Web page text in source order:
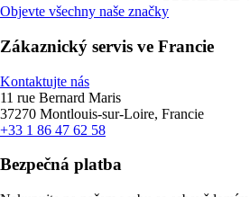
Objevte všechny naše značky
Zákaznický servis ve Francie
Kontaktujte nás
11 rue Bernard Maris
37270 Montlouis-sur-Loire, Francie
+33 1 86 47 62 58
Bezpečná platba